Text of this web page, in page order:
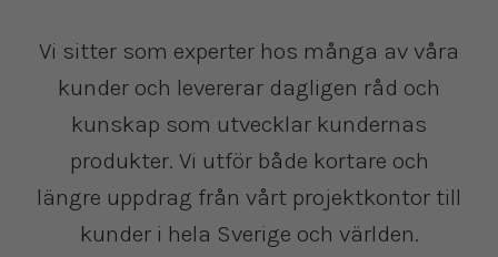
Vi sitter som experter hos många av våra
kunder och levererar dagligen råd och
kunskap som utvecklar kundernas
produkter. Vi utför både kortare och
längre uppdrag från vårt projektkontor till
kunder i hela Sverige och världen.